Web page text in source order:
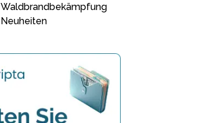
Waldbrandbekämpfung
Neuheiten